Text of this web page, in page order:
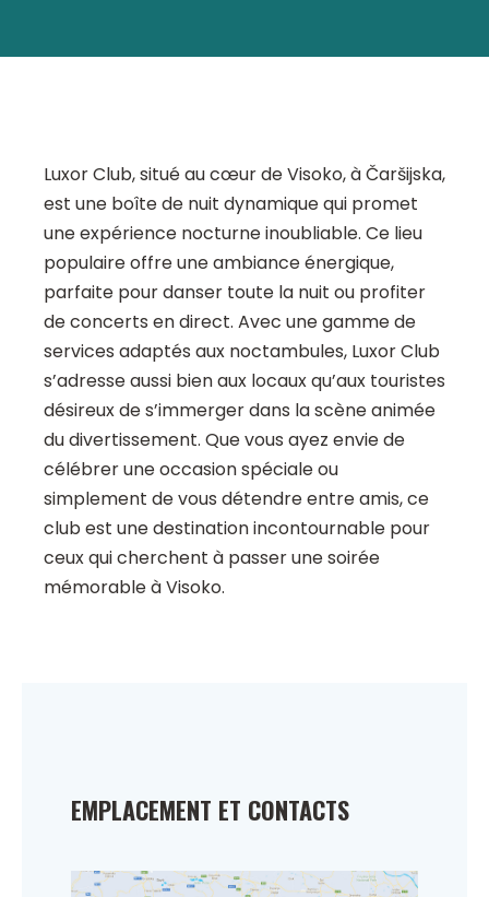
Luxor Club, situé au cœur de Visoko, à Čaršijska,
est une boîte de nuit dynamique qui promet
une expérience nocturne inoubliable. Ce lieu
populaire offre une ambiance énergique,
parfaite pour danser toute la nuit ou profiter
de concerts en direct. Avec une gamme de
services adaptés aux noctambules, Luxor Club
s’adresse aussi bien aux locaux qu’aux touristes
désireux de s’immerger dans la scène animée
du divertissement. Que vous ayez envie de
célébrer une occasion spéciale ou
simplement de vous détendre entre amis, ce
club est une destination incontournable pour
ceux qui cherchent à passer une soirée
mémorable à Visoko.
EMPLACEMENT ET CONTACTS